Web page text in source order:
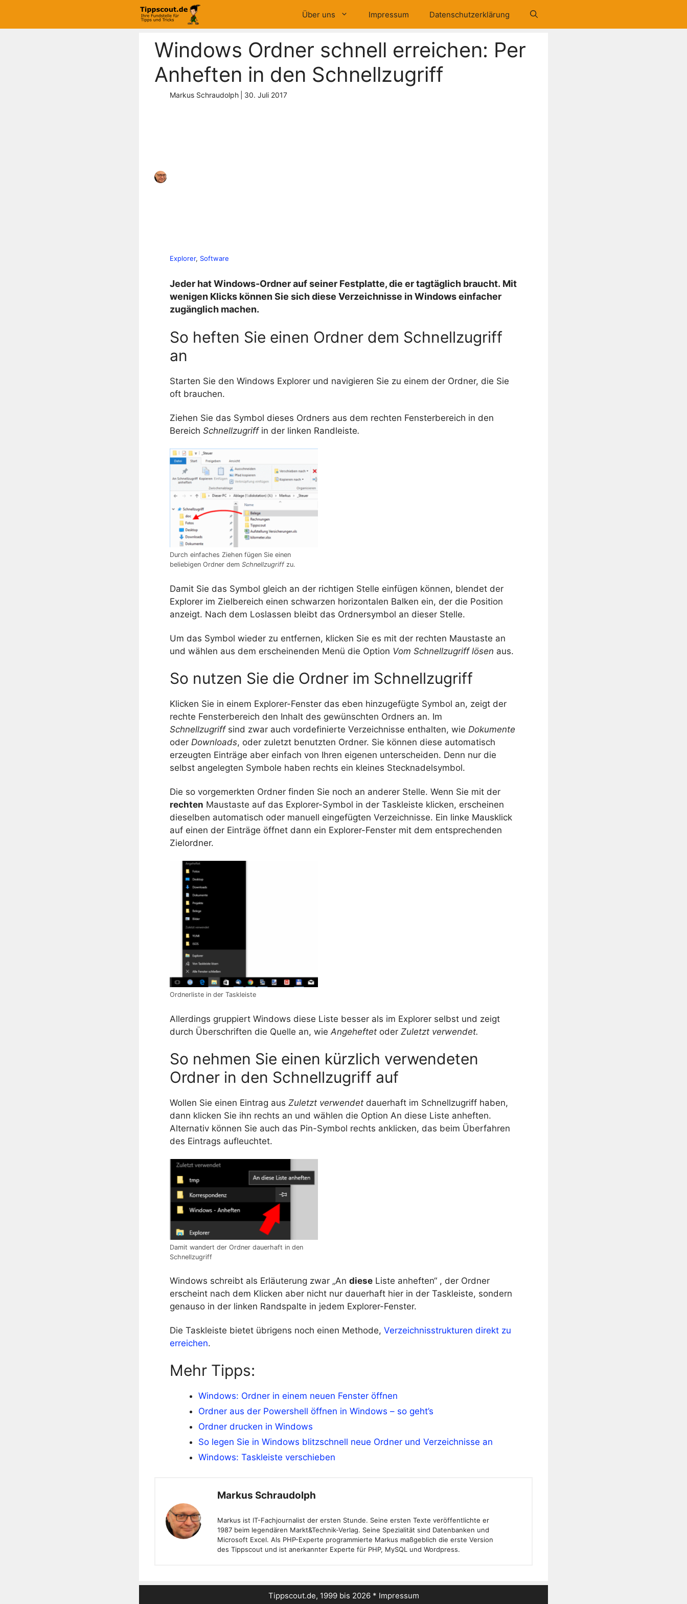
springen
Über uns Impressum Datenschutzerklärung
Windows Ordner schnell erreichen: Per
Anheften in den Schnellzugriff
Markus Schraudolph 30. Juli 2017
Explorer, Software
Jeder hat Windows-Ordner auf seiner Festplatte, die er tagtäglich braucht. Mit
wenigen Klicks können Sie sich diese Verzeichnisse in Windows einfacher
zugänglich machen.
So heften Sie einen Ordner dem Schnellzugriff
an
Starten Sie den Windows Explorer und navigieren Sie zu einem der Ordner, die Sie
oft brauchen.
Ziehen Sie das Symbol dieses Ordners aus dem rechten Fensterbereich in den
Bereich Schnellzugriffin der linken Randleiste.
Durch einfaches Ziehen fügen Sie einen
beliebigen Ordner dem Schnellzugriffzu.
Damit Sie das Symbol gleich an der richtigen Stelle einfügen können, blendet der
Explorer im Zielbereich einen schwarzen horizontalen Balken ein, der die Position
anzeigt. Nach dem Loslassen bleibt das Ordnersymbol an dieser Stelle.
Um das Symbol wieder zu entfernen, klicken Sie es mit der rechten Maustaste an
und wählen aus dem erscheinenden Menü die Option Vom Schnellzugriff lösen aus.
So nutzen Sie die Ordner im Schnellzugriff
Klicken Sie in einem Explorer-Fenster das eben hinzugefügte Symbol an, zeigt der
rechte Fensterbereich den Inhalt des gewünschten Ordners an. Im
Schnellzugriffsind zwar auch vordefinierte Verzeichnisse enthalten, wie Dokumente
oder Downloads, oder zuletzt benutzten Ordner. Sie können diese automatisch
erzeugten Einträge aber einfach von Ihren eigenen unterscheiden. Denn nur die
selbst angelegten Symbole haben rechts ein kleines Stecknadelsymbol.
Die so vorgemerkten Ordner finden Sie noch an anderer Stelle. Wenn Sie mit der
rechten Maustaste auf das Explorer-Symbol in der Taskleiste klicken, erscheinen
dieselben automatisch oder manuell eingefügten Verzeichnisse. Ein linke Mausklick
auf einen der Einträge öffnet dann ein Explorer-Fenster mit dem entsprechenden
Zielordner.
Ordnerliste in der Taskleiste
Allerdings gruppiert Windows diese Liste besser als im Explorer selbst und zeigt
durch Überschriften die Quelle an, wie Angeheftet oder Zuletzt verwendet.
So nehmen Sie einen kürzlich verwendeten
Ordner in den Schnellzugriff auf
Wollen Sie einen Eintrag aus Zuletzt verwendet dauerhaft im Schnellzugriff haben,
dann klicken Sie ihn rechts an und wählen die Option An diese Liste anheften.
Alternativ können Sie auch das Pin-Symbol rechts anklicken, das beim Überfahren
des Eintrags aufleuchtet.
Damit wandert der Ordner dauerhaft in den
Schnellzugriff
Windows schreibt als Erläuterung zwar „An diese Liste anheften“ , der Ordner
erscheint nach dem Klicken aber nicht nur dauerhaft hier in der Taskleiste, sondern
genauso in der linken Randspalte in jedem Explorer-Fenster.
Die Taskleiste bietet übrigens noch einen Methode, Verzeichnisstrukturen direkt zu
erreichen.
Mehr Tipps:
Windows: Ordner in einem neuen Fenster öffnen
Ordner aus der Powershell öffnen in Windows – so geht’s
Ordner drucken in Windows
So legen Sie in Windows blitzschnell neue Ordner und Verzeichnisse an
Windows: Taskleiste verschieben
Markus Schraudolph
Markus ist IT-Fachjournalist der ersten Stunde. Seine ersten Texte veröffentlichte er
1987 beim legendären Markt&Technik-Verlag. Seine Spezialität sind Datenbanken und
Microsoft Excel. Als PHP-Experte programmierte Markus maßgeblich die erste Version
des Tippscout und ist anerkannter Experte für PHP, MySQL und Wordpress.
Tippscout.de, 1999 bis 2026 * Impressum